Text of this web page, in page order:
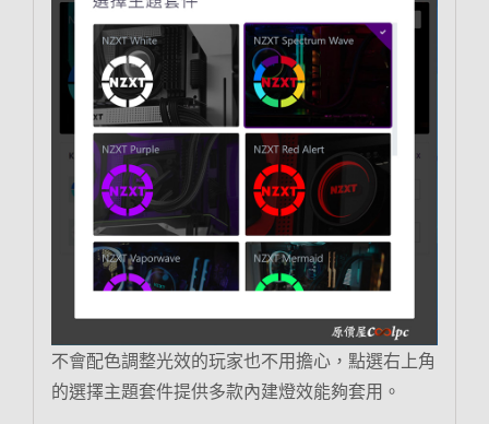
不會配色調整光效的玩家也不用擔心，點選右上角
的選擇主題套件提供多款內建燈效能夠套用。